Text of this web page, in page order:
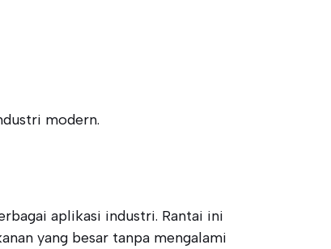
modern.
aplikasi industri. Rantai ini
yang besar tanpa mengalami